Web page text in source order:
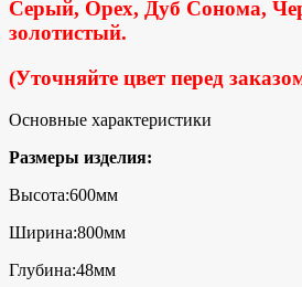
Серый, Орех, Дуб Сонома,
золотистый.
(Уточняйте цвет перед
Основные характеристики
Размеры изделия:
Высота:600мм
Ширина:800мм
Глубина:48мм